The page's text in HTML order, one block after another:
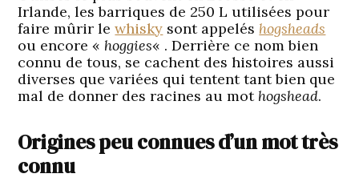
Irlande, les barriques de 250 L utilisées pour
faire mûrir lewhisky sont appelés hogsheads
ou encore « hoggies« . Derrière ce nom bien
connu de tous, se cachent des histoires aussi
diverses que variées qui tentent tant bien que
mal de donner des racines au mot hogshead.
Origines peu connues d’un mot très
connu